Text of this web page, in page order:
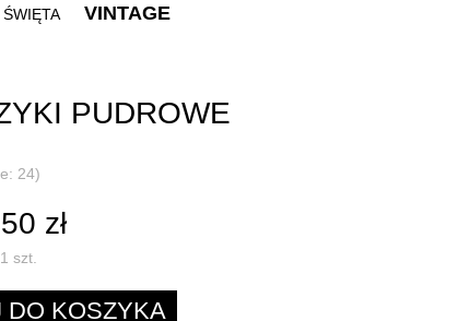
ŚWIĘTA VINTAGE
PUDROWE
24)
zł
1 szt.